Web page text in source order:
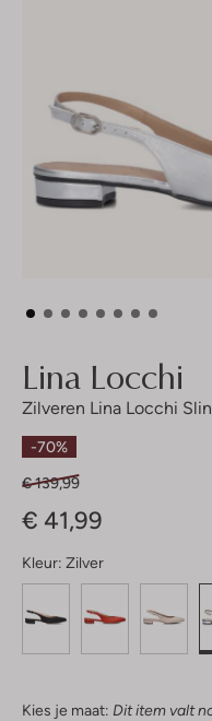
Lina Locchi
Zilveren Lina Locchi
-70%
€ 139,99
€ 41,99
Kleur: Zilver
Kies je maat: Dit item valt